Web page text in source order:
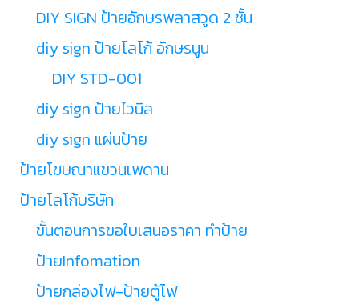
DIY SIGN ป้ายอักษรพลาสวูด 2 ชั้น
diy sign ป้ายโลโก้ อักษรนูน
DIY STD-001
diy sign ป้ายไวนิล
diy sign แผ่นป้าย
ป้ายโฆษณาแขวนเพดาน
ป้ายโลโก้บริษัท
ขั้นตอนการขอใบเสนอราคา ทำป้าย
ป้ายInfomation
ป้ายกล่องไฟ-ป้ายตู้ไฟ